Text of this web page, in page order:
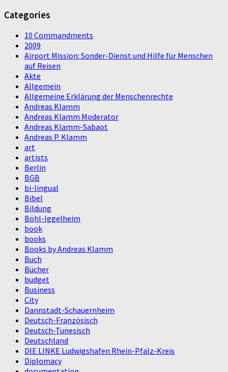
Categories
10 Commandments
2009
Airport Mission: Sonder-Dienst und Hilfe für Menschen
auf Reisen
Akte
Allgemein
Allgemeine Erklärung der Menschenrechte
Andreas Klamm
Andreas Klamm Moderator
Andreas Klamm-Sabaot
Andreas P. Klamm
art
artists
Berlin
BGB
bi-lingual
Bibel
Bildung
Böhl-Iggelheim
book
books
Books by Andreas Klamm
Buch
Bücher
budget
Business
City
Dannstadt-Schauernheim
Deutsch-Französisch
Deutsch-Tunesisch
Deutschland
DIE LINKE Ludwigshafen Rhein-Pfalz-Kreis
Diplomacy